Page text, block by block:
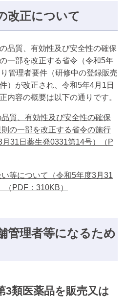
改正について
品質、有効性及び安全性の確保
一部を改正する省令（令和5年
管理者要件（研修中の登録販売
）が改正され、令和5年4月1日
内容の概要は以下の通りです。
質、有効性及び安全性の確保
の一部を改正する省令の施行
31日薬生発0331第14号）（P
等について（令和5年度3月31
（PDF：310KB）
管理者等になるため
3類医薬品を販売又は